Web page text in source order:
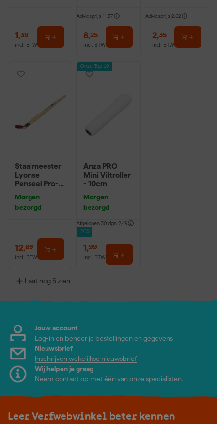
1,39
incl. BTW
Adviesprijs 11,37
8,25
incl. BTW
Adviesprijs 2,62
2,35
incl. BTW
Staalmeester
Lyonse
Penseel Pro-
16
Morgen
bezorgd
12,89
incl. BTW
Onze Top 10
Anza PRO
Mini Viltroller
- 10cm
Morgen
bezorgd
Afgelopen 30 dgn 2,49
-20%
1,99
incl. BTW
Laat nog 5 zien
Jouw account
Log-in en beheer je bestellingen en gegevens
Nieuwsbrief
Inschrijven wekelijkse nieuwsbrief
Wij helpen je graag
Neem contact op met één van onze specialisten.
Leer Verfwebwinkel beter kennen